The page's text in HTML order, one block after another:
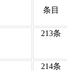
条目
213条
214条